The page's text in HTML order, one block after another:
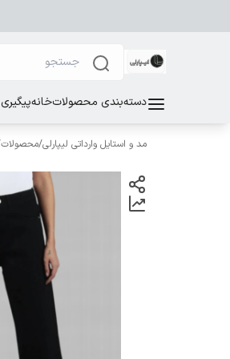
دسته‌بندی محصولاتخانه
مد و استایل وارداتی لیپارلی/محصولات